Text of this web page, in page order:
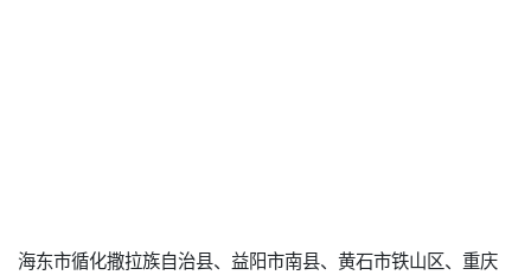
海东市循化撒拉族自治县、益阳市南县、黄石市铁山区、重庆